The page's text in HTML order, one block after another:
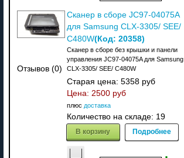
Отзывов (0)
Сканер в сборе JC97-04075A
для Samsung CLX-3305/ SEE/
C480W(Код: 20358)
Сканер в сборе без крышки и панели
управления JC97-04075A для Samsung
CLX-3305/ SEE/ C480W
Старая цена: 5358 руб
Цена: 2500 руб
плюс доставка
Количество на складе: 19
В корзину Подробнее